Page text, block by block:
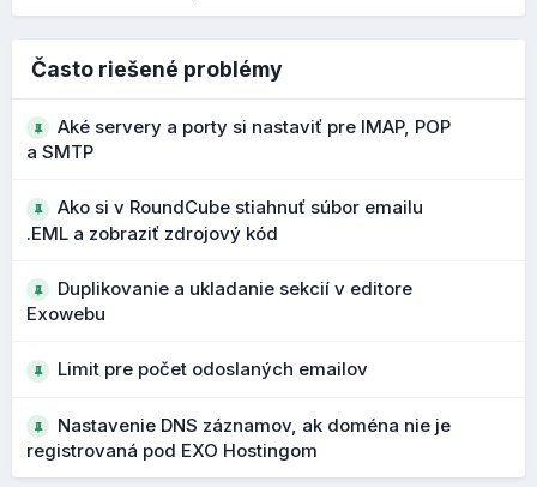
vyhľadávania v adresári.
Čo to prináša?
rýchlejšie nájdenie konkrétneho kontaktu
Bezpečnejšie upozornenia na podozrivé
Počas vývoja 1.7 boli vylepšené upozornenia na
odosielateľov. Pri podozrivých doménach alebo
podobných názvoch sa zobrazujú výraznejšie varovania.
Čo to prináša?
lepšie rozpoznanie phishingových správ
Často riešené problémy
Aké servery a porty si nastaviť pre IMAP, POP
a SMTP
Ako si v RoundCube stiahnuť súbor emailu
.EML a zobraziť zdrojový kód
Duplikovanie a ukladanie sekcií v editore
Exowebu
Limit pre počet odoslaných emailov
Nastavenie DNS záznamov, ak doména nie je
registrovaná pod EXO Hostingom